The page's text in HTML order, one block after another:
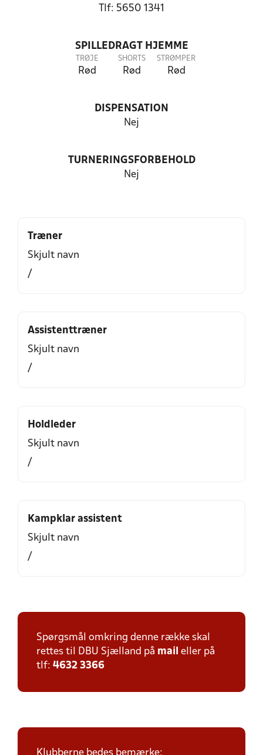
Tlf: 5650 1341
SPILLEDRAGT HJEMME
TRØJE
Rød
SHORTS
Rød
STRØMPER
Rød
DISPENSATION
Nej
TURNERINGSFORBEHOLD
Nej
Træner
Skjult navn
/
Assistenttræner
Skjult navn
/
Holdleder
Skjult navn
/
Kampklar assistent
Skjult navn
/
Spørgsmål omkring denne række skal
rettes til DBU Sjælland på mail eller på
tlf: 4632 3366
Klubberne bedes bemærke: